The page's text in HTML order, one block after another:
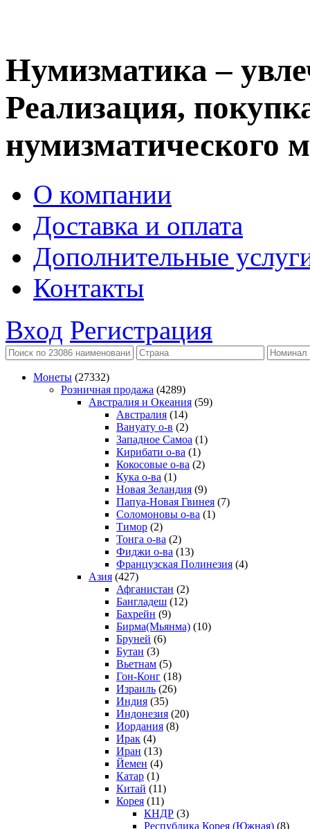
Нумизматика –
Реализация,
нумизматического
О компании
Доставка и оплата
Дополнительные
Контакты
Вход Регистрация
Монеты (27332)
Розничная продажа (4289)
Австралия и Океания (59)
Австралия (14)
Вануату о-в (2)
Западное Самоа (1)
Кирибати о-ва (1)
Кокосовые о-ва (2)
Кука о-ва (1)
Новая Зеландия (9)
Папуа-Новая Гвинея (7)
Соломоновы о-ва (1)
Тимор (2)
Тонга о-ва (2)
Фиджи о-ва (13)
Французская Полинезия (4)
Азия (427)
Афганистан (2)
Бангладеш (12)
Бахрейн (9)
Бирма(Мьянма) (10)
Бруней (6)
Бутан (3)
Вьетнам (5)
Гон-Конг (18)
Израиль (26)
Индия (35)
Индонезия (20)
Иордания (8)
Ирак (4)
Иран (13)
Йемен (4)
Катар (1)
Китай (11)
Корея (11)
КНДР (3)
Республика Корея (Южная) (8)